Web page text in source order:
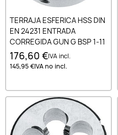
TERRAJA ESFERICA HSS DIN
EN 24231 ENTRADA
CORREGIDA GUN G BSP 1-11
176,60 €IVA incl.
145,95 €IVA no incl.